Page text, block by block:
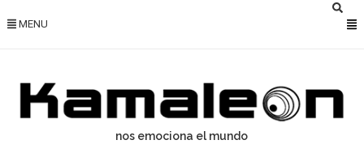
MENU
nos emociona el mundo